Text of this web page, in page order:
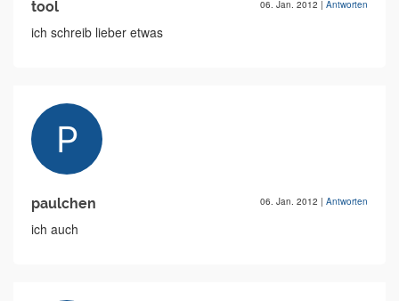
tool 06. Jan. 2012 | Antworten
ich schreib lieber etwas
paulchen 06. Jan. 2012 | Antworten
ich auch